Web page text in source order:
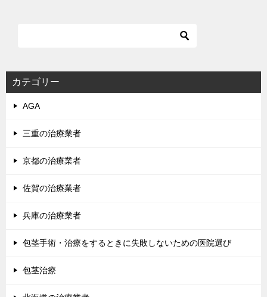
シ
ョ
カテゴリー
AGA
三重の治療業者
京都の治療業者
佐賀の治療業者
兵庫の治療業者
包茎手術・治療をするときに失敗しないための医院選び
包茎治療